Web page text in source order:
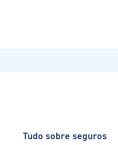
Tudo sobre seguros